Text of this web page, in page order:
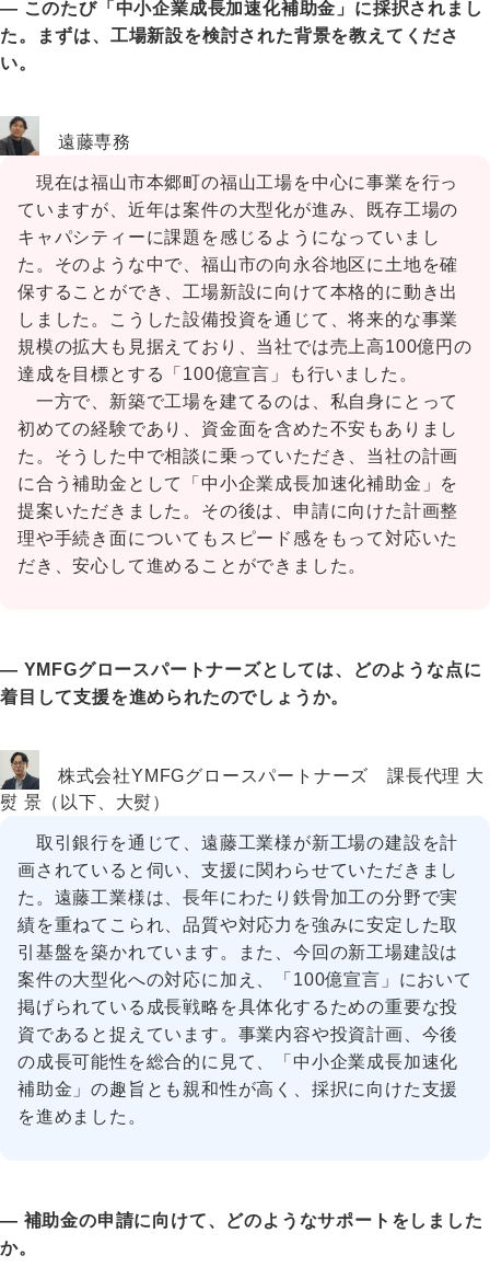
― このたび「中小企業成長加速化補助金」に採択されまし
た。まずは、工場新設を検討された背景を教えてくださ
い。
遠藤専務
現在は福山市本郷町の福山工場を中心に事業を行っ
ていますが、近年は案件の大型化が進み、既存工場の
キャパシティーに課題を感じるようになっていまし
た。そのような中で、福山市の向永谷地区に土地を確
保することができ、工場新設に向けて本格的に動き出
しました。こうした設備投資を通じて、将来的な事業
規模の拡大も見据えており、当社では売上高100億円の
達成を目標とする「100億宣言」も行いました。
一方で、新築で工場を建てるのは、私自身にとって
初めての経験であり、資金面を含めた不安もありまし
た。そうした中で相談に乗っていただき、当社の計画
に合う補助金として「中小企業成長加速化補助金」を
提案いただきました。その後は、申請に向けた計画整
理や手続き面についてもスピード感をもって対応いた
だき、安心して進めることができました。
― YMFGグロースパートナーズとしては、どのような点に
着目して支援を進められたのでしょうか。
株式会社YMFGグロースパートナーズ 課長代理 大
熨 景（以下、大熨）
取引銀行を通じて、遠藤工業様が新工場の建設を計
画されていると伺い、支援に関わらせていただきまし
た。遠藤工業様は、長年にわたり鉄骨加工の分野で実
績を重ねてこられ、品質や対応力を強みに安定した取
引基盤を築かれています。また、今回の新工場建設は
案件の大型化への対応に加え、「100億宣言」において
掲げられている成長戦略を具体化するための重要な投
資であると捉えています。事業内容や投資計画、今後
の成長可能性を総合的に見て、「中小企業成長加速化
補助金」の趣旨とも親和性が高く、採択に向けた支援
を進めました。
― 補助金の申請に向けて、どのようなサポートをしました
か。